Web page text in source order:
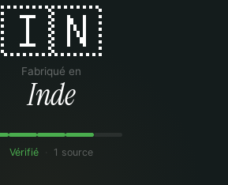
🇮🇳
Fabriqué en
Inde
Vérifié 1 source